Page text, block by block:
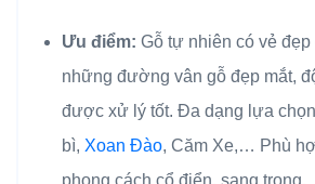
Ưu điểm: Gỗ tự nhiên có vẻ
những đường vân gỗ đẹp mắt,
được xử lý tốt. Đa dạng lựa
bì, Xoan Đào, Căm Xe,… Phù